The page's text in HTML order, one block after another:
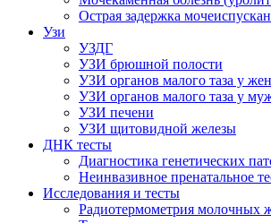
Острая задержка
Узи
УЗДГ
УЗИ брюшной полости
УЗИ органов малого таза у
УЗИ органов малого таза у
УЗИ печени
УЗИ щитовидной железы
ДНК тесты
Диагностика генетических
Неинвазивное пренатальное
Исследования и тесты
Радиотермометрия молочных